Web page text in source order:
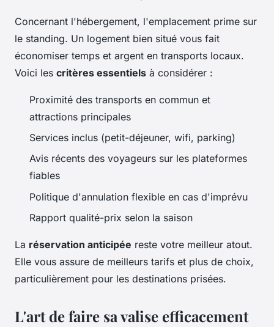
Concernant l'hébergement, l'emplacement prime sur
le standing. Un logement bien situé vous fait
économiser temps et argent en transports locaux.
Voici les critères essentiels à considérer :
Proximité des transports en commun et
attractions principales
Services inclus (petit-déjeuner, wifi, parking)
Avis récents des voyageurs sur les plateformes
fiables
Politique d'annulation flexible en cas d'imprévu
Rapport qualité-prix selon la saison
La réservation anticipée reste votre meilleur atout.
Elle vous assure de meilleurs tarifs et plus de choix,
particulièrement pour les destinations prisées.
L'art de faire sa valise efficacement